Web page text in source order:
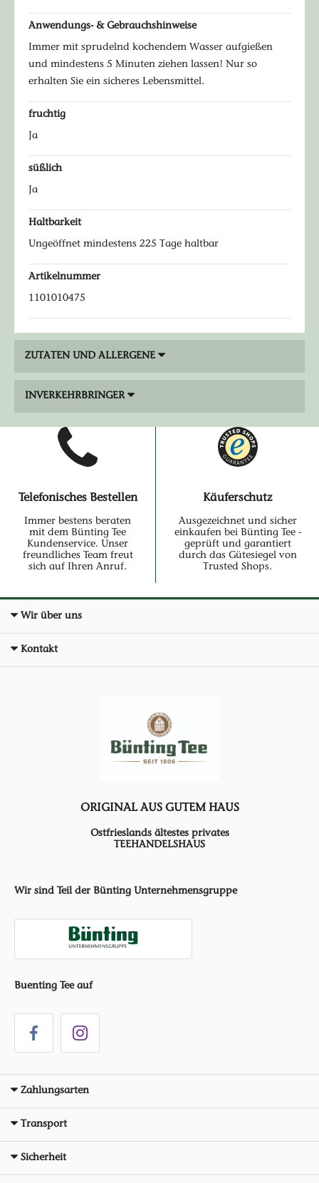
Anwendungs- & Gebrauchshinweise
Immer mit sprudelnd kochendem Wasser aufgießen
und mindestens 5 Minuten ziehen lassen! Nur so
erhalten Sie ein sicheres Lebensmittel.
fruchtig
Ja
süßlich
Ja
Haltbarkeit
Ungeöffnet mindestens 225 Tage haltbar
Artikelnummer
1101010475
ZUTATEN UND ALLERGENE
INVERKEHRBRINGER
Telefonisches Bestellen
Immer bestens beraten
mit dem Bünting Tee
Kundenservice. Unser
freundliches Team freut
sich auf Ihren Anruf.
Käuferschutz
Ausgezeichnet und sicher
einkaufen bei Bünting Tee -
geprüft und garantiert
durch das Gütesiegel von
Trusted Shops.
Wir über uns
Kontakt
ORIGINAL AUS GUTEM HAUS
Ostfrieslands ältestes privates
TEEHANDELSHAUS
Wir sind Teil der Bünting Unternehmensgruppe
Buenting Tee auf
Zahlungsarten
Transport
Sicherheit